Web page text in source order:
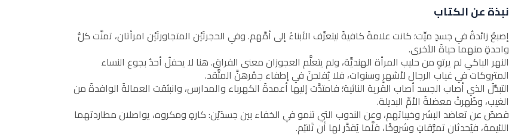
نبذة عن الكتاب
إصبعٌ زائدةٌ في جسدٍ ميِّت؛ كانت علامةً كافيةً ليتعرَّف الأبناءُ إلى أمِّهم. وفي الحجرتَيْن المتجاورتَيْن امرأتان، تمنَّت كلُّ
واحدةٍ منهما حياةَ الأخرى.
النهر الباكي لم يرتوِ من حليب المرأة الهنديَّة، ولم يتعلَّم العجوزان معنى الفراق. هنا لا يحفلُ أحدٌ بجوع النساء
المتروكات في غياب الرجال لأشهرٍ وسنوات، فلا يُفلحنَ في إطفاء جمْرهنَّ المتَّقد.
التبدُّلُ الذي أصاب الجسد أصاب القرية النائية؛ فامتدَّت إليها أعمدةُ الكهرباء والمدارس، وانبثقت العمالةُ الوافدةُ من
الغيب، وظَهرتْ معضلةُ الأمِّ البديلة.
قصصٌ عن تعاضد البشر وخيباتهم، وعن الندوب التي تنمو في الخفاء بين جسدَيْن: كارهٍ ومكروه، يواصلان مطاردتهما
اللئيمة، فيُحدثان تمزُّقاتٍ وشروخًا، قلَّما يُقدَّر لها أن تَلتئِم.